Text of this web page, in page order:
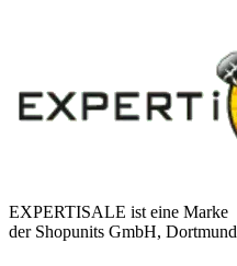
EXPERTISALE ist eine Marke
der Shopunits GmbH, Dortmund